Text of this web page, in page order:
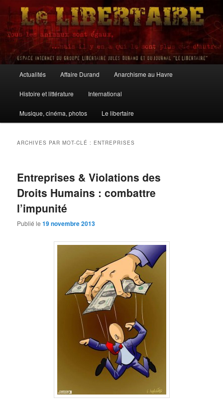
Aller
contenu
principal
Aller
contenu
secondaire
Le Libertaire
principal
Actualités Affaire Durand Anarchisme au Havre
Histoire et littérature International
Musique, cinéma, photos Le libertaire
ARCHIVES PAR MOT-CLÉ : ENTREPRISES
Entreprises & Violations des
Droits Humains : combattre
l’impunité
Publié le19 novembre 2013